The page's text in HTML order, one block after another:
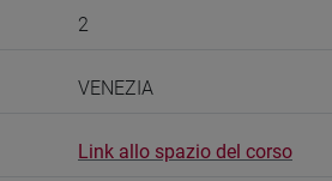
2
VENEZIA
Link allo spazio del corso